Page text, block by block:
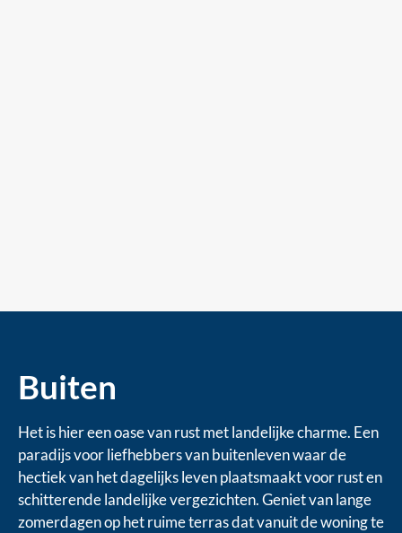
Buiten
Het is hier een oase van rust met landelijke charme. Een
paradijs voor liefhebbers van buitenleven waar de
hectiek van het dagelijks leven plaatsmaakt voor rust en
schitterende landelijke vergezichten. Geniet van lange
zomerdagen op het ruime terras dat vanuit de woning te